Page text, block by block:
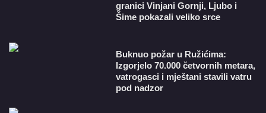
granici Vinjani Gornji, Ljubo i
Šime pokazali veliko srce
Buknuo požar u Ružićima:
Izgorjelo 70.000 četvornih metara,
vatrogasci i mještani stavili vatru
pod nadzor